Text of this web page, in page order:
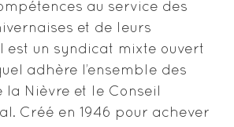
au service des
et de leurs
est un syndicat mixte ouvert
adhère l’ensemble des
la Nièvre et le Conseil
Créé en 1946 pour achever